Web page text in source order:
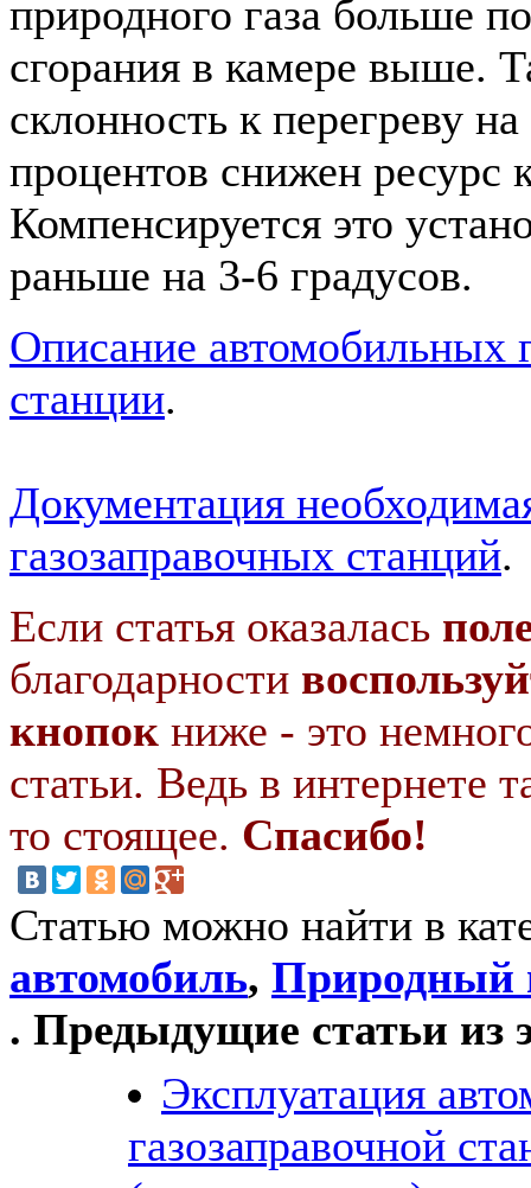
природного газа больше
сгорания в камере выше.
склонность к перегреву на
процентов снижен ресурс
Компенсируется это
раньше на 3-6 градусов.
Описание автомобильных
станции.
Документация
газозаправочных станций.
Если статья оказалась
благодарности
кнопок ниже - это
статьи. Ведь в интернете
то стоящее. Спасибо!
Статью можно найти в
автомобиль, Природный
. Предыдущие статьи из
Эксплуатация
газозаправочной